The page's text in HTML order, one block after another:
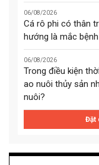
06/08/2026
Cá rô phi có thân
hướng là mắc
06/08/2026
Trong điều kiện
ao nuôi thủy sản
nuôi?
Đặt